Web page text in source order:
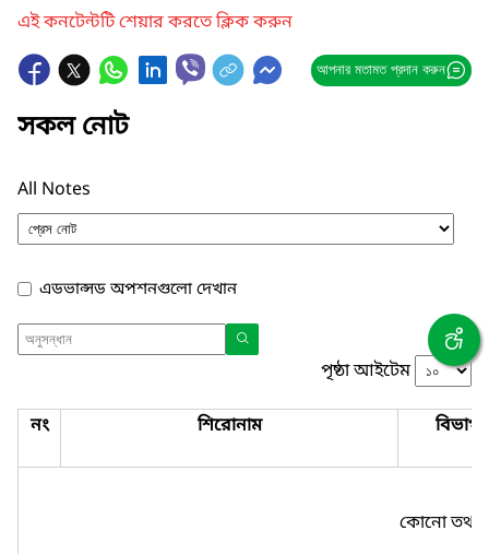
এই কনটেন্টটি শেয়ার করতে ক্লিক করুন
আপনার মতামত প্রদান করুন
সকল নোট
All Notes
এডভান্সড অপশনগুলো দেখান
পৃষ্ঠা আইটেম
নং শিরোনাম বিভাগ
কোনো তথ্য